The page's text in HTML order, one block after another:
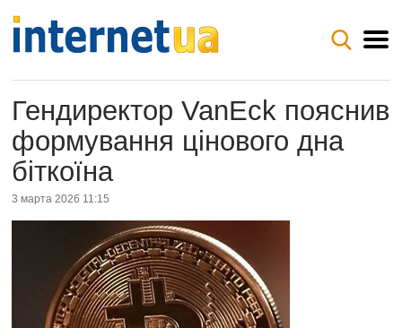
Гендиректор VanEck пояснив
формування цінового дна
біткоїна
3 марта 2026 11:15